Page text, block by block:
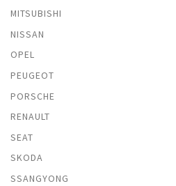
MITSUBISHI
NISSAN
OPEL
PEUGEOT
PORSCHE
RENAULT
SEAT
SKODA
SSANGYONG